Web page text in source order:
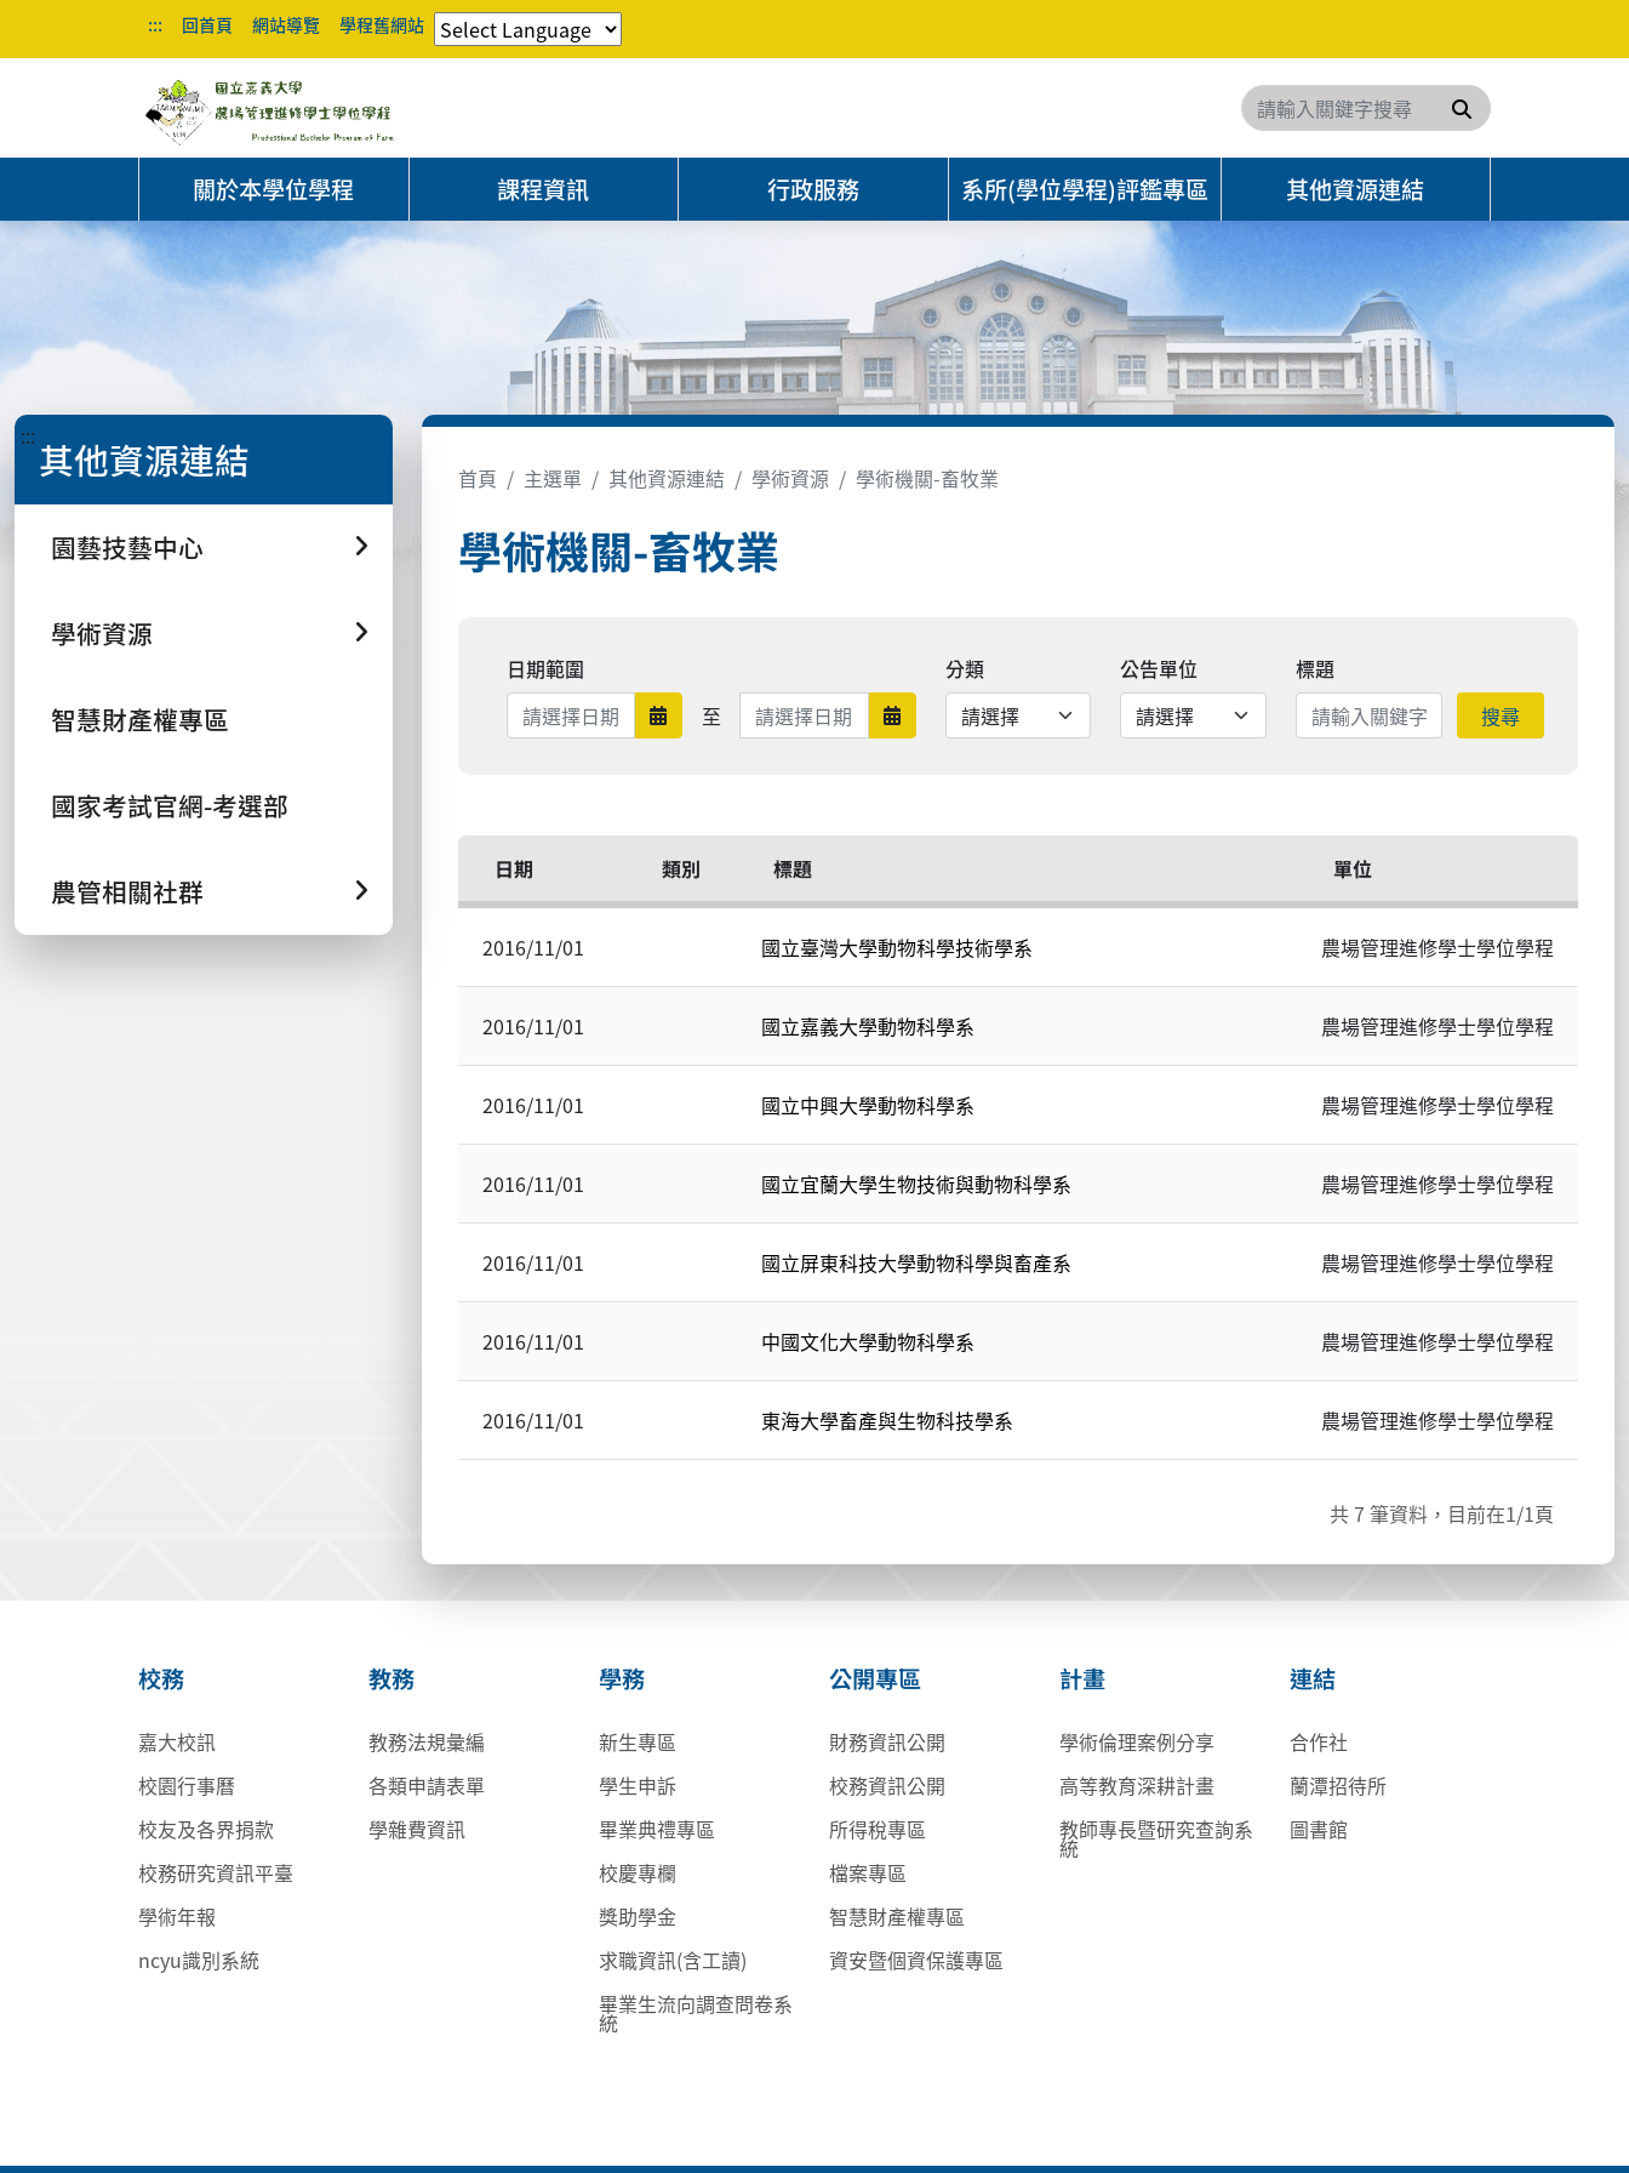
::: 回首頁 網站導覽 學程舊網站
搜尋
關於本學位學程 課程資訊 行政服務 系所(學位學程)評鑑專區 其他資源連結
::: 其他資源連結
園藝技藝中心
學術資源
智慧財產權專區
國家考試官網-考選部
農管相關社群
首頁 主選單 其他資源連結 學術資源 學術機關-畜牧業
學術機關-畜牧業
日期範圍
日期範圍開始
至 日期範圍結束 日期範圍結束
分類 公告單位
標題
搜尋
日期 類別 標題 單位
2016/11/01 國立臺灣大學動物科學技術學系 農場管理進修學士學位學程
2016/11/01 國立嘉義大學動物科學系 農場管理進修學士學位學程
2016/11/01 國立中興大學動物科學系 農場管理進修學士學位學程
2016/11/01 國立宜蘭大學生物技術與動物科學系 農場管理進修學士學位學程
2016/11/01 國立屏東科技大學動物科學與畜產系 農場管理進修學士學位學程
2016/11/01 中國文化大學動物科學系 農場管理進修學士學位學程
2016/11/01 東海大學畜產與生物科技學系 農場管理進修學士學位學程
共7 筆資料，目前在1/1頁
校務
嘉大校訊
校園行事曆
校友及各界捐款
校務研究資訊平臺
學術年報
ncyu識別系統
教務
教務法規彙編
各類申請表單
學雜費資訊
學務
新生專區
學生申訴
畢業典禮專區
校慶專欄
獎助學金
求職資訊(含工讀)
畢業生流向調查問卷系
統
公開專區
財務資訊公開
校務資訊公開
所得稅專區
檔案專區
智慧財產權專區
資安暨個資保護專區
計畫
學術倫理案例分享
高等教育深耕計畫
教師專長暨研究查詢系
統
連結
合作社
蘭潭招待所
圖書館